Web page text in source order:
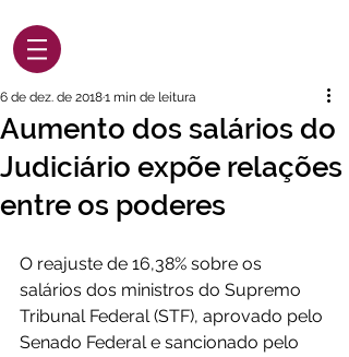
Aumento dos salários do
Judiciário expõe relações
entre os poderes
6 de dez. de 20181 min de leitura
O reajuste de 16,38% sobre os
salários dos ministros do Supremo
Tribunal Federal (STF), aprovado pelo
Senado Federal e sancionado pelo